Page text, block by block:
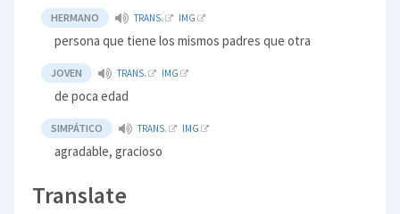
HERMANO TRANS. IMG
persona que tiene los mismos padres que otra
JOVEN TRANS. IMG
de poca edad
SIMPÁTICO TRANS. IMG
agradable, gracioso
Translate